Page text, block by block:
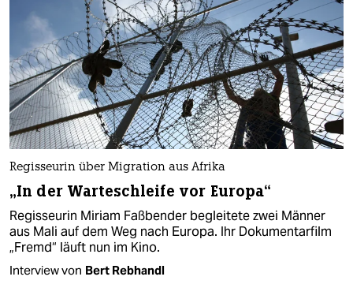
Regisseurin über Migration aus Afrika
„In der Warteschleife vor Europa“
Regisseurin Miriam Faßbender begleitete zwei Männer
aus Mali auf dem Weg nach Europa. Ihr Dokumentarfilm
„Fremd“ läuft nun im Kino.
Interview von Bert Rebhandl